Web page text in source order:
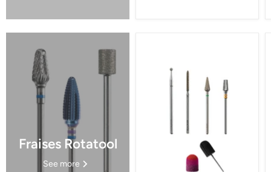
Fraises Rotatool
See more